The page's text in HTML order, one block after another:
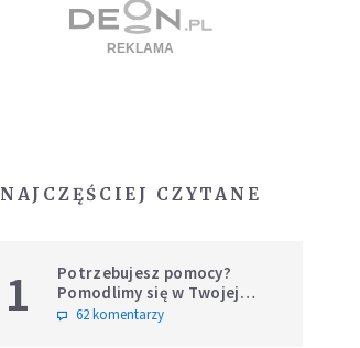
NAJCZĘŚCIEJ CZYTANE
1
Potrzebujesz pomocy?
Pomodlimy się w Twojej
intencji
62 komentarzy